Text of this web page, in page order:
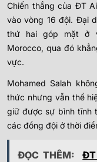
Chiến thắng của ĐT
vào vòng 16 đội. Đại
thứ hai góp mặt ở
Morocco, qua đó
vực.
Mohamed Salah
thức nhưng vẫn thể
giữ được sự bình tĩnh
các đồng đội ở thời
ĐỌC THÊM: